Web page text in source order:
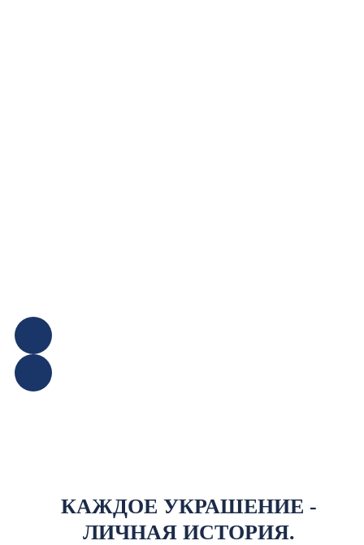
КАЖДОЕ УКРАШЕНИЕ -
ЛИЧНАЯ ИСТОРИЯ.